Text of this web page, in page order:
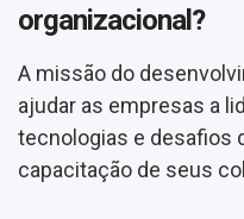
organizacional?
A missão do
ajudar as empresas a
tecnologias e desafios
capacitação de seus